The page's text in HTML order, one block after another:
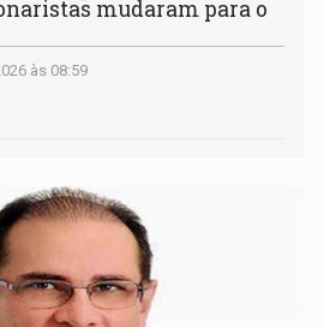
mudaram para o
às 08:59